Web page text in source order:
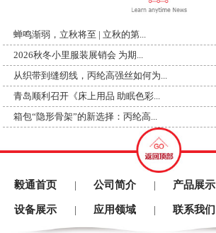
蝉鸣渐弱，立秋将至 | 立秋的第...
2026秋冬小里服装展销会 为期...
从织带到缝纫线，丙纶高强丝如何为...
青岛顺利召开《床上用品 助眠色彩...
箱包“隐形骨架”的新选择：丙纶高...
毅通首页 公司简介 产品展示
设备展示 应用领域 联系我们